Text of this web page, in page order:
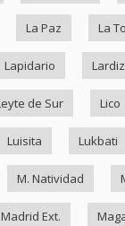
La Paz La
Lapidario
de Sur Lico
Luisita Lukbati
M. Natividad
Madrid Ext.